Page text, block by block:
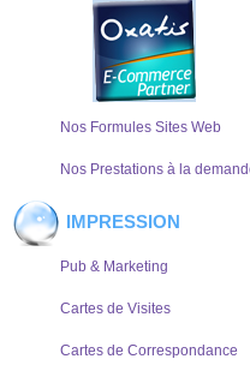
Nos Formules Sites Web
Nos Prestations à la
IMPRESSION
Pub & Marketing
Cartes de Visites
Cartes de Correspondance